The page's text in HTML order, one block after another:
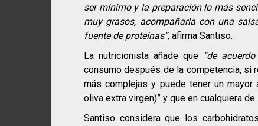
ser mínimo y la preparación lo más
muy grasos, acompañarla con una
fuente de proteínas”, afirma Santiso.
La nutricionista añade que “de
consumo después de la competencia, si
más complejas y puede tener un
oliva extra virgen)” y que en cualquiera
Santiso considera que los carbohidratos